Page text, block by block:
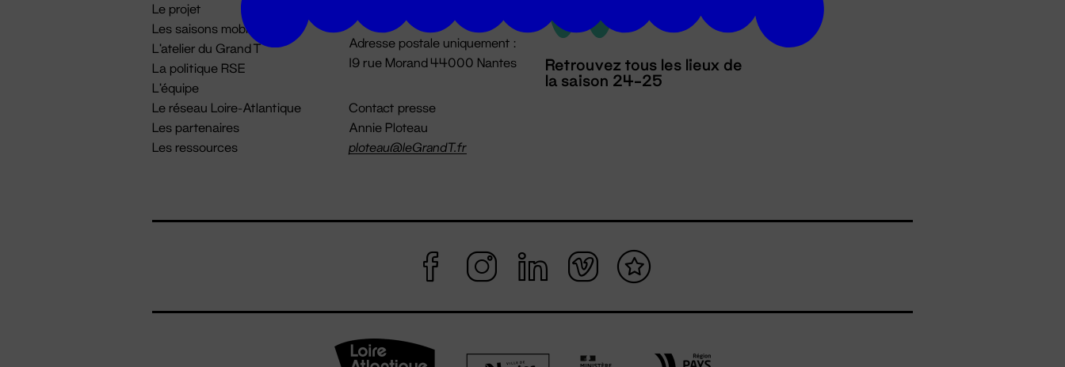
Le projet
Les saisons mobiles
L'atelier du Grand T
La politique RSE
L'équipe
Le réseau Loire-Atlantique
Les partenaires
Les ressources
Adresse postale uniquement :
19 rue Morand 44000 Nantes
Contact presse
Annie Ploteau
ploteau@leGrandT.fr
Retrouvez tous les lieux de
la saison 24-25